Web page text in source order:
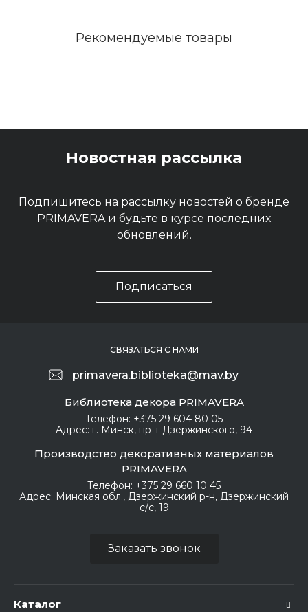
Рекомендуемые товары
Новостная рассылка
Подпишитесь на рассылку новостей о бренде
PRIMAVERA и будьте в курсе последних
обновлений.
Подписаться
СВЯЗАТЬСЯ С НАМИ
primavera.biblioteka@mav.by
Библиотека декора PRIMAVERA
Телефон: +375 29 604 80 05
Адрес: г. Минск, пр-т Дзержинского, 94
Производство декоративных материалов
PRIMAVERA
Телефон: +375 29 660 10 45
Адрес: Минская обл., Дзержинский р-н, Дзержинский
с/с, 19
Заказать звонок
Каталог